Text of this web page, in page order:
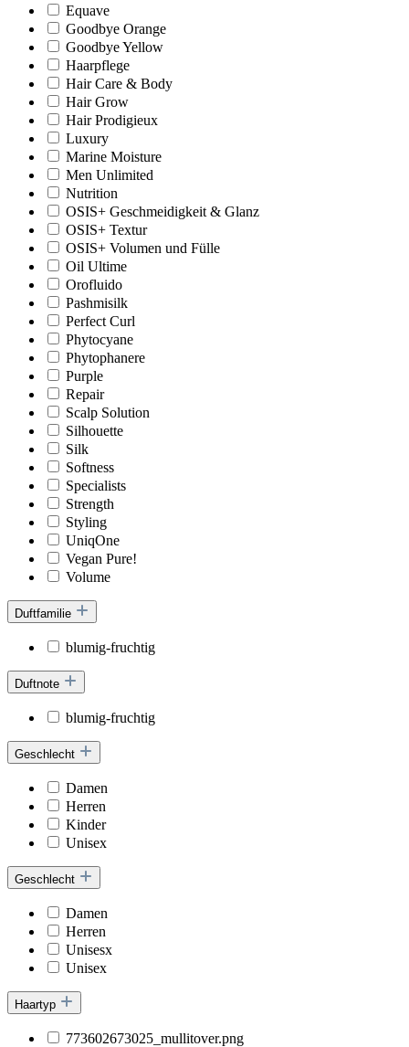
Equave
Goodbye Orange
Goodbye Yellow
Haarpflege
Hair Care & Body
Hair Grow
Hair Prodigieux
Luxury
Marine Moisture
Men Unlimited
Nutrition
OSIS+ Geschmeidigkeit & Glanz
OSIS+ Textur
OSIS+ Volumen und Fülle
Oil Ultime
Orofluido
Pashmisilk
Perfect Curl
Phytocyane
Phytophanere
Purple
Repair
Scalp Solution
Silhouette
Silk
Softness
Specialists
Strength
Styling
UniqOne
Vegan Pure!
Volume
Duftfamilie
blumig-fruchtig
Duftnote
blumig-fruchtig
Geschlecht
Damen
Herren
Kinder
Unisex
Geschlecht
Damen
Herren
Unisesx
Unisex
Haartyp
773602673025_mullitover.png